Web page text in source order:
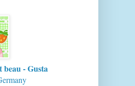
beau - Gusta